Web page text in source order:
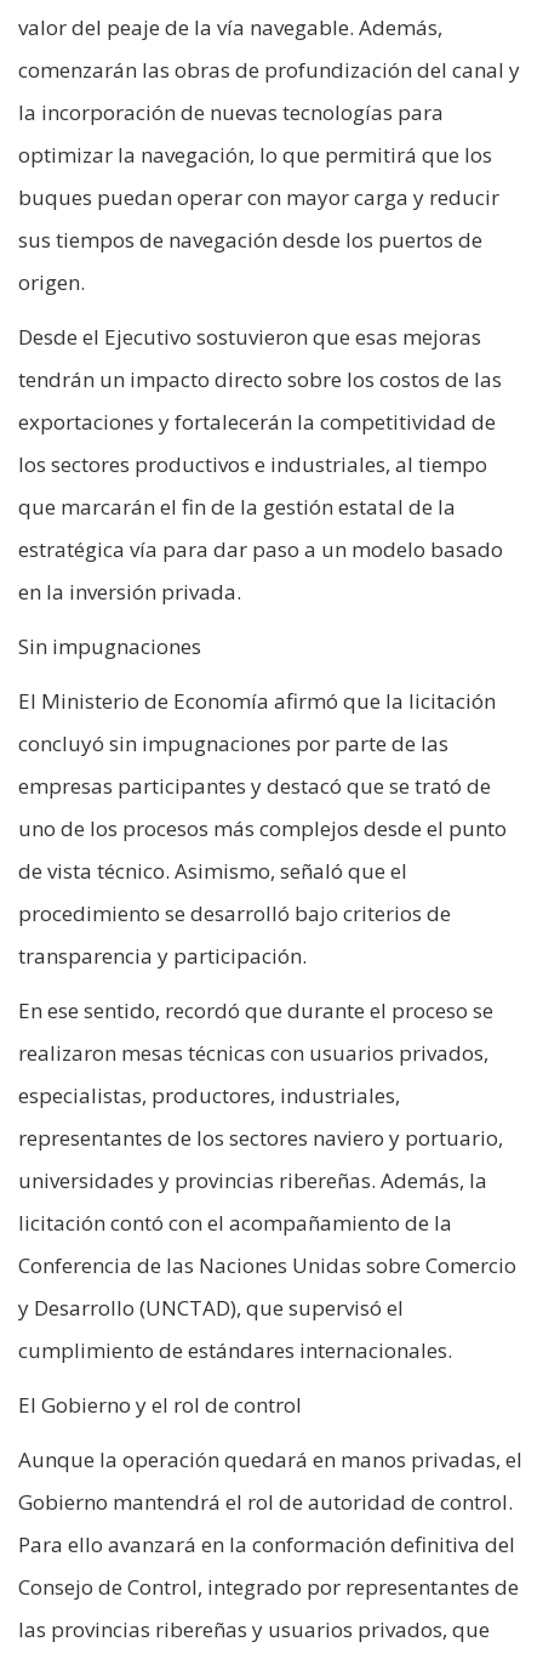
valor del peaje de la vía navegable. Además,
comenzarán las obras de profundización del canal y
la incorporación de nuevas tecnologías para
optimizar la navegación, lo que permitirá que los
buques puedan operar con mayor carga y reducir
sus tiempos de navegación desde los puertos de
origen.
Desde el Ejecutivo sostuvieron que esas mejoras
tendrán un impacto directo sobre los costos de las
exportaciones y fortalecerán la competitividad de
los sectores productivos e industriales, al tiempo
que marcarán el fin de la gestión estatal de la
estratégica vía para dar paso a un modelo basado
en la inversión privada.
Sin impugnaciones
El Ministerio de Economía afirmó que la licitación
concluyó sin impugnaciones por parte de las
empresas participantes y destacó que se trató de
uno de los procesos más complejos desde el punto
de vista técnico. Asimismo, señaló que el
procedimiento se desarrolló bajo criterios de
transparencia y participación.
En ese sentido, recordó que durante el proceso se
realizaron mesas técnicas con usuarios privados,
especialistas, productores, industriales,
representantes de los sectores naviero y portuario,
universidades y provincias ribereñas. Además, la
licitación contó con el acompañamiento de la
Conferencia de las Naciones Unidas sobre Comercio
y Desarrollo (UNCTAD), que supervisó el
cumplimiento de estándares internacionales.
El Gobierno y el rol de control
Aunque la operación quedará en manos privadas, el
Gobierno mantendrá el rol de autoridad de control.
Para ello avanzará en la conformación definitiva del
Consejo de Control, integrado por representantes de
las provincias ribereñas y usuarios privados, que